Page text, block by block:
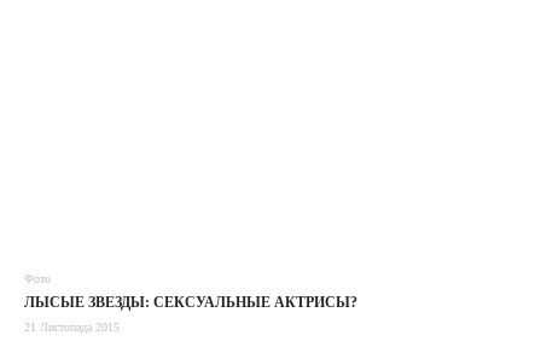
Фото
ЛЫСЫЕ ЗВЕЗДЫ: СЕКСУАЛЬНЫЕ АКТРИСЫ?
21 Листопада 2015